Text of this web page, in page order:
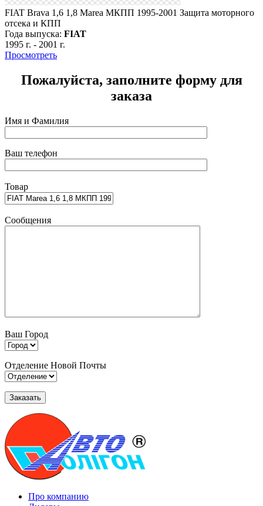
FIAT Brava 1,6 1,8 Marea МКПП 1995-2001 Защита моторного
отсека и КПП
Года выпуска: FIAT
1995 г. - 2001 г.
Просмотреть
Пожалуйста, заполните форму для
заказа
Имя и Фамилия
Ваш телефон
Товар
Сообщения
Ваш Город
Отделение Новой Почты
Про компанию